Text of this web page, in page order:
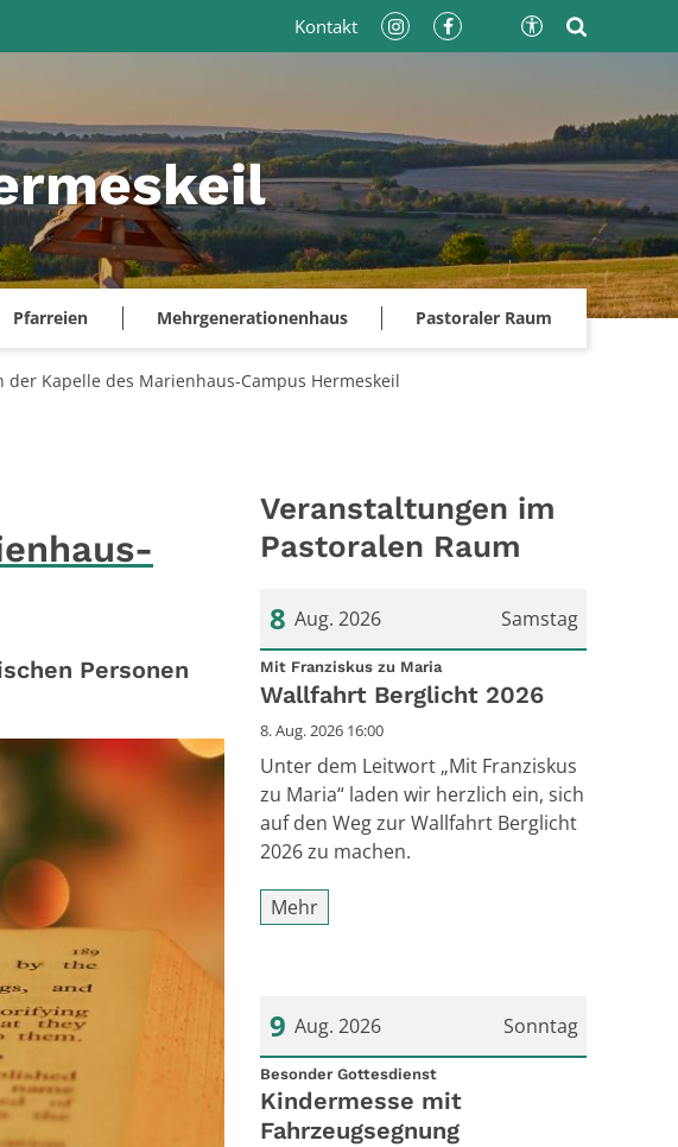
Pfarreien Mehrgenerationenhaus Pastoraler Raum
Kontakt
der Kapelle des Marienhaus-Campus Hermeskeil
Personen
Veranstaltungen im
Pastoralen Raum
Samstag
8 Aug. 2026
Datum: 8. August 2026
Mit Franziskus zu Maria:
Wallfahrt Berglicht 2026
8. Aug. 2026 16:00
Unter dem Leitwort „Mit Franziskus
zu Maria“ laden wir herzlich ein, sich
auf den Weg zur Wallfahrt Berglicht
2026 zu machen.
Mehr
Sonntag
9 Aug. 2026
Datum: 9. August 2026
Besonder Gottesdienst:
Kindermesse mit
Fahrzeugsegnung